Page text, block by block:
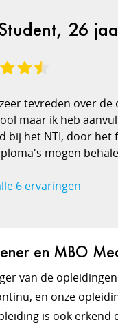
26
tevreden over de
maar ik heb
bij het NTI, door
mogen
6 ervaringen
en MBO
van de opleidingen
en onze
is ook